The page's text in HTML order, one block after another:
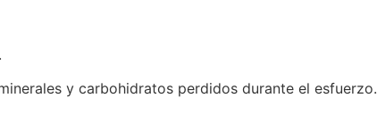
y carbohidratos perdidos durante el esfuerzo.